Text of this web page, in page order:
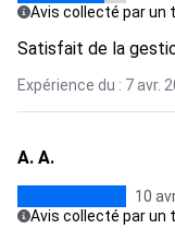
Avis collecté par un
Satisfait de la
Expérience du : 7 avr.
A. A.
10
Avis collecté par un